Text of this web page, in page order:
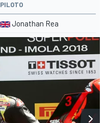
PILOTO
Jonathan Rea